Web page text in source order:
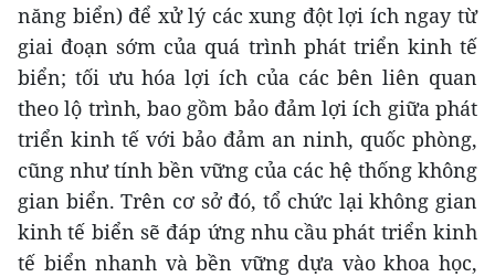
năng biển) để xử lý các xung đột lợi ích ngay từ
giai đoạn sớm của quá trình phát triển kinh tế
biển; tối ưu hóa lợi ích của các bên liên quan
theo lộ trình, bao gồm bảo đảm lợi ích giữa phát
triển kinh tế với bảo đảm an ninh, quốc phòng,
cũng như tính bền vững của các hệ thống không
gian biển. Trên cơ sở đó, tổ chức lại không gian
kinh tế biển sẽ đáp ứng nhu cầu phát triển kinh
tế biển nhanh và bền vững dựa vào khoa học,